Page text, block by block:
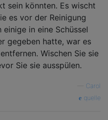
sein könnten. Es wischt
es vor der Reinigung
in eine Schüssel
gegeben hatte, war es
Wischen Sie sie
Sie sie ausspülen.
Carol
quelle